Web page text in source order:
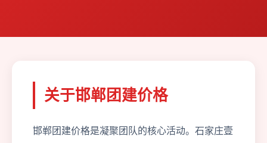
关于邯郸团建价格
邯郸团建价格是凝聚团队的核心活动。石家庄壹